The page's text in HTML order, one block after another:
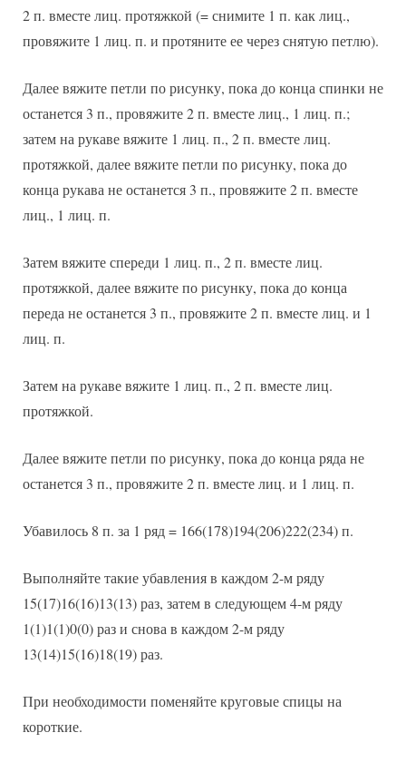
2 п. вместе лиц. протяжкой (= снимите 1 п. как лиц.,
провяжите 1 лиц. п. и протяните ее через снятую петлю).
Далее вяжите петли по рисунку, пока до конца спинки не
останется 3 п., провяжите 2 п. вместе лиц., 1 лиц. п.;
затем на рукаве вяжите 1 лиц. п., 2 п. вместе лиц.
протяжкой, далее вяжите петли по рисунку, пока до
конца рукава не останется 3 п., провяжите 2 п. вместе
лиц., 1 лиц. п.
Затем вяжите спереди 1 лиц. п., 2 п. вместе лиц.
протяжкой, далее вяжите по рисунку, пока до конца
переда не останется 3 п., провяжите 2 п. вместе лиц. и 1
лиц. п.
Затем на рукаве вяжите 1 лиц. п., 2 п. вместе лиц.
протяжкой.
Далее вяжите петли по рисунку, пока до конца ряда не
останется 3 п., провяжите 2 п. вместе лиц. и 1 лиц. п.
Убавилось 8 п. за 1 ряд = 166(178)194(206)222(234) п.
Выполняйте такие убавления в каждом 2-м ряду
15(17)16(16)13(13) раз, затем в следующем 4-м ряду
1(1)1(1)0(0) раз и снова в каждом 2-м ряду
13(14)15(16)18(19) раз.
При необходимости поменяйте круговые спицы на
короткие.